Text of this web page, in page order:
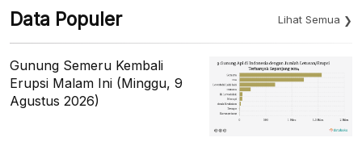
Data Populer Lihat Semua
Gunung Semeru Kembali
Erupsi Malam Ini (Minggu, 9
Agustus 2026)